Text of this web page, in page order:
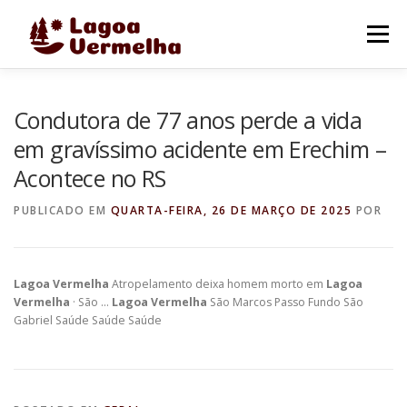
Menu
FALE CONOSCO
Condutora de 77 anos perde a vida
em gravíssimo acidente em Erechim –
Acontece no RS
PUBLICADO EM QUARTA-FEIRA, 26 DE MARÇO DE 2025 POR
Lagoa Vermelha Atropelamento deixa homem morto em Lagoa
Vermelha · São … Lagoa Vermelha São Marcos Passo Fundo São
Gabriel Saúde Saúde Saúde